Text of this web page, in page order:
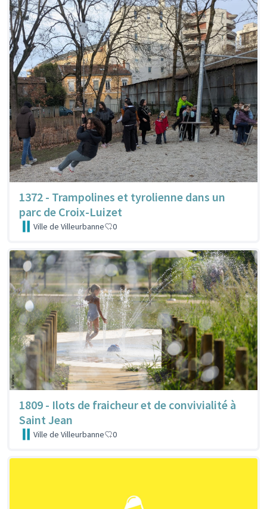
1372 - Trampolines et tyrolienne dans un
parc de Croix-Luizet
Ville de Villeurbanne 0
1809 - Ilots de fraicheur et de convivialité à
Saint Jean
Ville de Villeurbanne 0